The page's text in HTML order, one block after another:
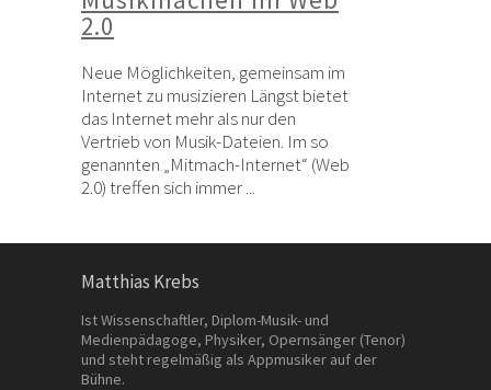
2.0
Neue Möglichkeiten, gemeinsam im
Internet zu musizieren Längst bietet
das Internet mehr als nur den
Vertrieb von Musik-Dateien. Im so
genannten „Mitmach-Internet“ (Web
2.0) treffen sich immer ...
Matthias Krebs
Ist Wissenschaftler, Diplom-Musik- und
Medienpädagoge, Physiker, Opernsänger (Tenor)
und steht regelmäßig als Appmusiker auf der
Bühne.